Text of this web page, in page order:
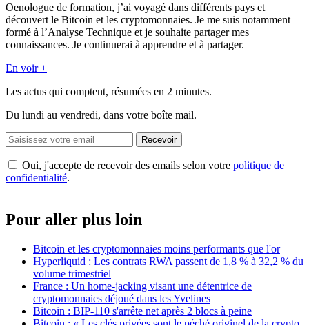
Oenologue de formation, j’ai voyagé dans différents pays et
découvert le Bitcoin et les cryptomonnaies. Je me suis notamment
formé à l’Analyse Technique et je souhaite partager mes
connaissances. Je continuerai à apprendre et à partager.
En voir +
Les actus qui comptent, résumées en 2 minutes.
Du lundi au vendredi, dans votre boîte mail.
Recevoir
Oui, j'accepte de recevoir des emails selon votre politique de
confidentialité.
Pour aller plus loin
Bitcoin et les cryptomonnaies moins performants que l'or
Hyperliquid : Les contrats RWA passent de 1,8 % à 32,2 % du
volume trimestriel
France : Un home-jacking visant une détentrice de
cryptomonnaies déjoué dans les Yvelines
Bitcoin : BIP-110 s'arrête net après 2 blocs à peine